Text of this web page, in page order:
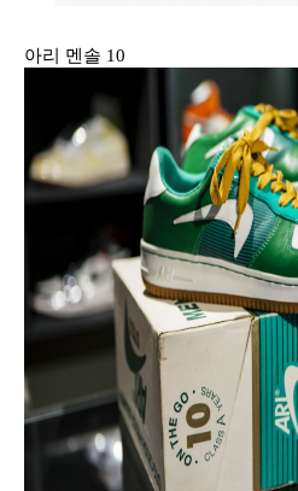
아리 멘솔 10